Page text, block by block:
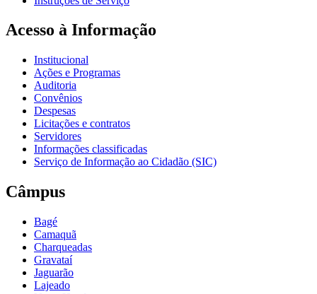
Acesso à Informação
Institucional
Ações e Programas
Auditoria
Convênios
Despesas
Licitações e contratos
Servidores
Informações classificadas
Serviço de Informação ao Cidadão (SIC)
Câmpus
Bagé
Camaquã
Charqueadas
Gravataí
Jaguarão
Lajeado